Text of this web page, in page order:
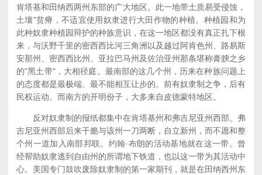
肯塔基和田纳西两州东部的广大地区。此一地带土质易受侵蚀，
土壤"贫瘠，不适宜使用奴隶进行大田作物的种植。种植园和为
此种奴隶种植园辩护的种族意识，在这一地区都没有真正扎下根
来，与沃野千里的密西西比河三角洲以及越过阿肯色州、路易斯
安那州、密西西比州、亚拉巴马州及佐治亚州那条堪称膏腴之乡
的"黑土带"，大相径庭。最南部的这几个州，历来在种族问题上
的态度都是最极端、最不能相互让步的。前有奴隶制之争，后有
民权运动。而南方的开明份子，大多来自皮德蒙特地区。
反对奴隶制的报纸都集中在肯塔基州和弗吉尼亚州西部。弗
吉尼亚州西部后来干脆与该州一刀两断，自立新州，而不愿和整
个州一道加入南部邦联。约翰·布朗的活动基地就在这一带。曾
经帮助奴隶逃到自由州的所谓地下铁道，也以这一带为其活动中
心。美国专门鼓吹废除奴隶制的第一家期刊，就是在田纳西州东